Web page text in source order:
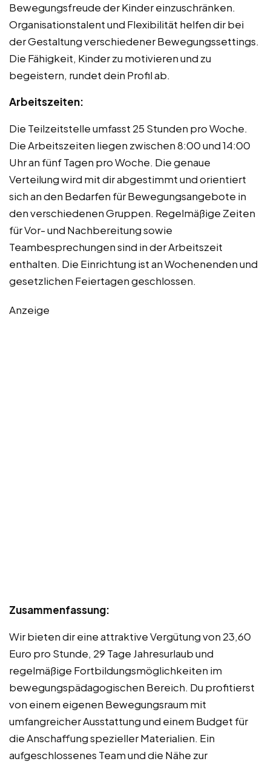
Bewegungsfreude der Kinder einzuschränken.
Organisationstalent und Flexibilität helfen dir bei
der Gestaltung verschiedener Bewegungssettings.
Die Fähigkeit, Kinder zu motivieren und zu
begeistern, rundet dein Profil ab.
Arbeitszeiten:
Die Teilzeitstelle umfasst 25 Stunden pro Woche.
Die Arbeitszeiten liegen zwischen 8:00 und 14:00
Uhr an fünf Tagen pro Woche. Die genaue
Verteilung wird mit dir abgestimmt und orientiert
sich an den Bedarfen für Bewegungsangebote in
den verschiedenen Gruppen. Regelmäßige Zeiten
für Vor- und Nachbereitung sowie
Teambesprechungen sind in der Arbeitszeit
enthalten. Die Einrichtung ist an Wochenenden und
gesetzlichen Feiertagen geschlossen.
Anzeige
Zusammenfassung:
Wir bieten dir eine attraktive Vergütung von 23,60
Euro pro Stunde, 29 Tage Jahresurlaub und
regelmäßige Fortbildungsmöglichkeiten im
bewegungspädagogischen Bereich. Du profitierst
von einem eigenen Bewegungsraum mit
umfangreicher Ausstattung und einem Budget für
die Anschaffung spezieller Materialien. Ein
aufgeschlossenes Team und die Nähe zur